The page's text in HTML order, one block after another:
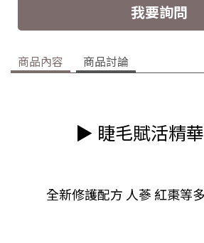
我要詢問
商品內容 商品討論
▶ 睫毛賦活精
全新修護配方 人蔘 紅棗等